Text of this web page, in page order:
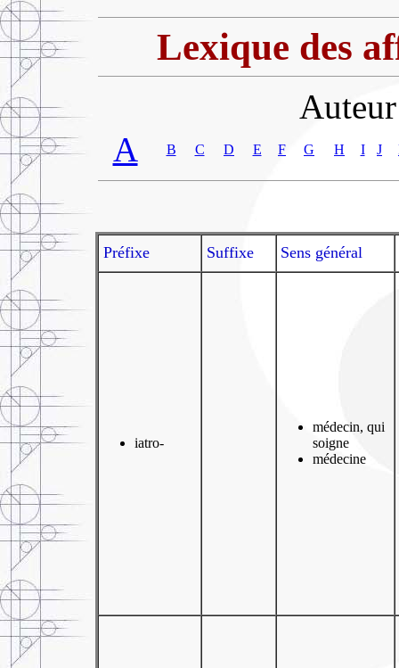
Lexique des
A
B C D E F G H I J
Préfixe Suffixe Sens général
iatro-
médecin, qui
soigne
médecine